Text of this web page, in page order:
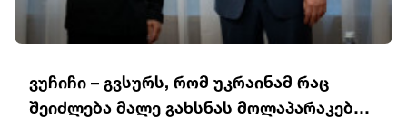
ვუჩიჩი – გვსურს, რომ უკრაინამ რაც
შეიძლება მალე გახსნას მოლაპარაკების